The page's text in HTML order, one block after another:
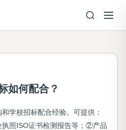
如何配合？
学校招标配合经验。可提供：
照ISO证书检测报告等；②产品